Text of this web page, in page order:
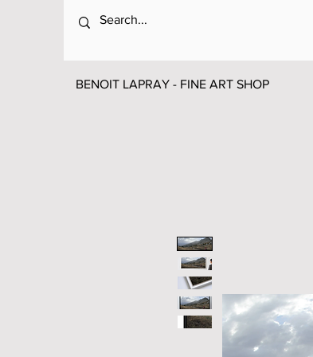
BENOIT LAPRAY - FINE ART SHOP